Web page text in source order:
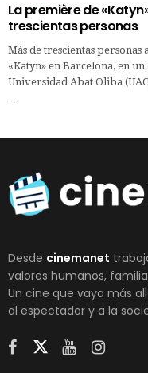
La première de
trescientas personas
Más de trescientas
«Katyn» en Barcelona, en
Universidad Abat Oliba
…
Desde cinemanet
valores humanos,
Un cine que vaya más
al espectador y a la